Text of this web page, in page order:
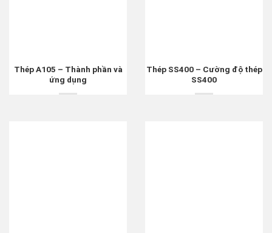
Thép A105 – Thành phần và
ứng dụng
Thép SS400 – Cường độ thép
SS400